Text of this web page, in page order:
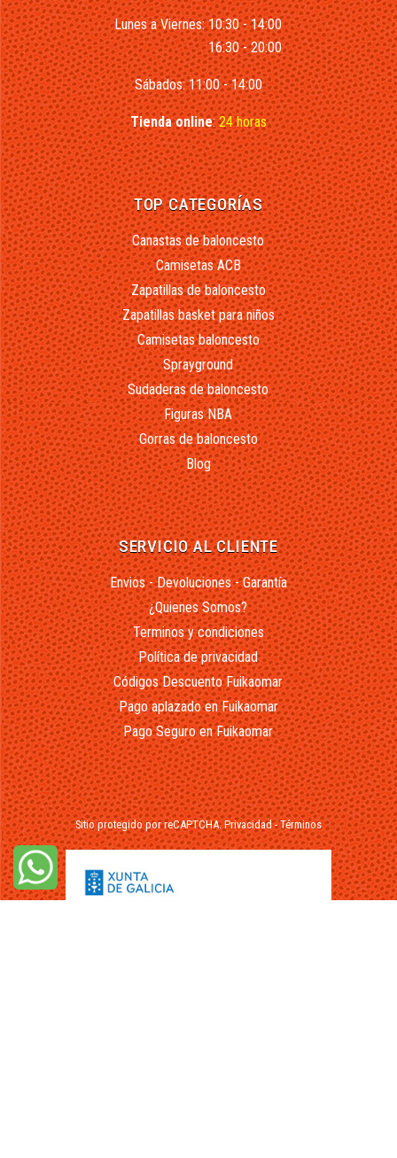
Lunes a Viernes: 10:30 - 14:00
16:30 - 20:00
Sábados: 11:00 - 14:00
Tienda online:24 horas
TOP CATEGORÍAS
Canastas de baloncesto
Camisetas ACB
Zapatillas de baloncesto
Zapatillas basket para niños
Camisetas baloncesto
Sprayground
Sudaderas de baloncesto
Figuras NBA
Gorras de baloncesto
Blog
SERVICIO AL CLIENTE
Envios - Devoluciones - Garantía
¿Quienes Somos?
Terminos y condiciones
Política de privacidad
Códigos Descuento Fuikaomar
Pago aplazado en Fuikaomar
Pago Seguro en Fuikaomar
Sitio protegido por reCAPTCHA.Privacidad-Términos